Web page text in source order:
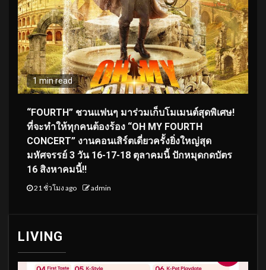
1 min read
“FOURTH” ชวนแฟนๆ มาร่วมเก็บโมเมนต์สุดพิเศษ!
ที่จะทำให้ทุกคนต้องร้อง “OH MY FOURTH
CONCERT” งานคอนเสิร์ตเดี่ยวครั้งยิ่งใหญ่สุด
มหัศจรรย์ 3 วัน 16-17-18 ตุลาคมนี้ ปักหมุดกดบัตร
16 สิงหาคมนี้!!
21 ชั่วโมง ago admin
LIVING